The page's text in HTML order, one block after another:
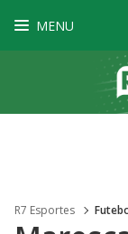
MENU
R7 Esportes